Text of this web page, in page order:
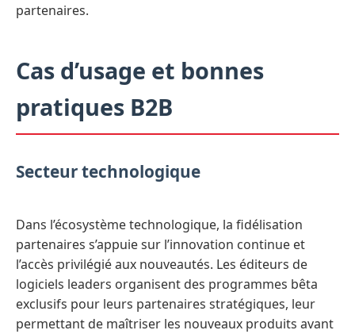
partenaires.
Cas d’usage et bonnes
pratiques B2B
Secteur technologique
Dans l’écosystème technologique, la fidélisation
partenaires s’appuie sur l’innovation continue et
l’accès privilégié aux nouveautés. Les éditeurs de
logiciels leaders organisent des programmes bêta
exclusifs pour leurs partenaires stratégiques, leur
permettant de maîtriser les nouveaux produits avant